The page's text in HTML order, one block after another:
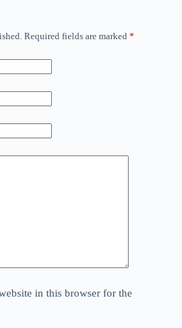
Required fields are marked *
in this browser for the